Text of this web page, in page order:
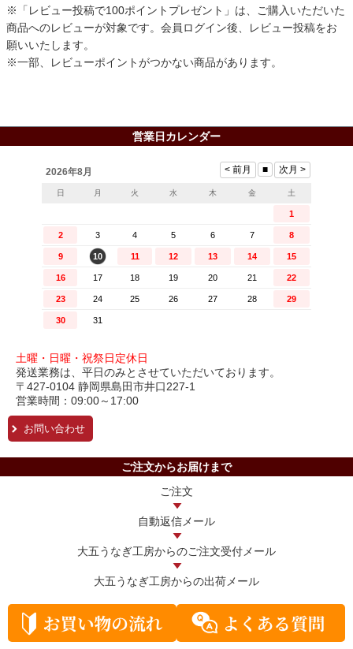
※「レビュー投稿で100ポイントプレゼント」は、ご購入いただいた
商品へのレビューが対象です。会員ログイン後、レビュー投稿をお
願いいたします。
※一部、レビューポイントがつかない商品があります。
営業日カレンダー
土曜・日曜・祝祭日定休日
発送業務は、平日のみとさせていただいております。
〒427-0104 静岡県島田市井口227-1
営業時間：09:00～17:00
お問い合わせ
ご注文からお届けまで
ご注文
自動返信メール
大五うなぎ工房からのご注文受付メール
大五うなぎ工房からの出荷メール